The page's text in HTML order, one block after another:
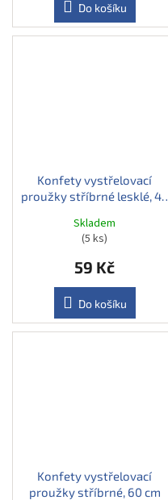
Do košíku
Konfety vystřelovací
proužky stříbrné lesklé, 40
Skladem
(5 ks)
59 Kč
Do košíku
Konfety vystřelovací
proužky stříbrné, 60 cm